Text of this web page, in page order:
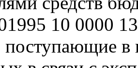
10 0000
в